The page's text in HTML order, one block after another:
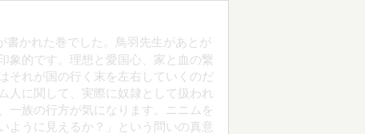
書かれた巻でした。鳥羽先生があとが
象的です。理想と愛国心、家と血の繋
れが国の行く末を左右していくのだ
人に関して、実際に奴隷として扱われ
一族の行方が気になります。ニニムを
ように見えるか？」という問いの真意